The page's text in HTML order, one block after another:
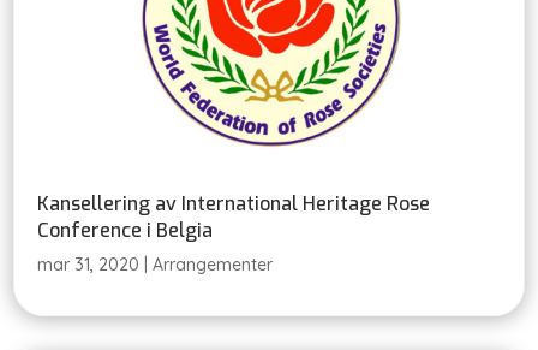
Kansellering av International Heritage Rose
Conference i Belgia
mar 31, 2020 |Arrangementer